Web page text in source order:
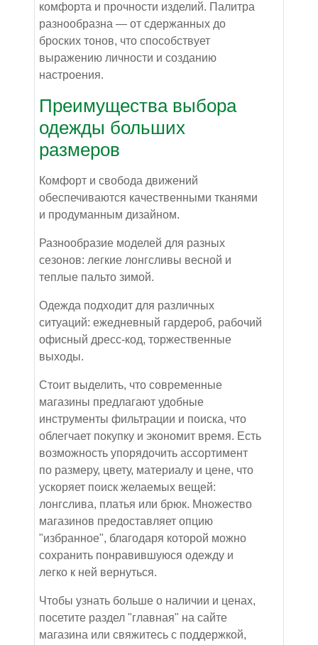
комфорта и прочности изделий. Палитра
разнообразна — от сдержанных до
броских тонов, что способствует
выражению личности и созданию
настроения.
Преимущества выбора
одежды больших
размеров
Комфорт и свобода движений
обеспечиваются качественными тканями
и продуманным дизайном.
Разнообразие моделей для разных
сезонов: легкие лонгсливы весной и
теплые пальто зимой.
Одежда подходит для различных
ситуаций: ежедневный гардероб, рабочий
офисный дресс-код, торжественные
выходы.
Стоит выделить, что современные
магазины предлагают удобные
инструменты фильтрации и поиска, что
облегчает покупку и экономит время. Есть
возможность упорядочить ассортимент
по размеру, цвету, материалу и цене, что
ускоряет поиск желаемых вещей:
лонгслива, платья или брюк. Множество
магазинов предоставляет опцию
"избранное", благодаря которой можно
сохранить понравившуюся одежду и
легко к ней вернуться.
Чтобы узнать больше о наличии и ценах,
посетите раздел "главная" на сайте
магазина или свяжитесь с поддержкой,